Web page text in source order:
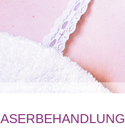
Leistungen